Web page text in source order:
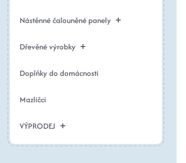
Nástěnné čalouněné panely
Dřevěné výrobky
Doplňky do domácnosti
Mazlíčci
VÝPRODEJ